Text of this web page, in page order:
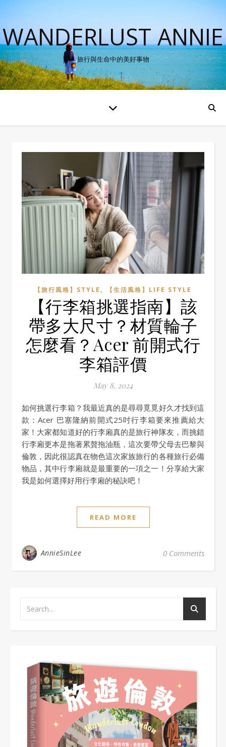
WANDERLUST ANNIE
旅行與生命中的美好事物
【旅行風格】STYLE , 【生活風格】LIFE STYLE
【行李箱挑選指南】該
帶多大尺寸？材質輪子
怎麼看？Acer 前開式行
李箱評價
May 8, 2024
如何挑選行李箱？我最近真的是尋尋覓覓好久才找到這
款：Acer 巴塞隆納前開式25吋行李箱要來推薦給大
家！大家都知道好的行李廂真的是旅行神隊友，而挑錯
行李廂更本是拖著累贅拖油瓶，這次要帶父母去巴黎與
倫敦，因此很認真在物色這次家族旅行的各種旅行必備
物品，其中行李廂就是最重要的一項之一！分享給大家
我是如何選擇好用行李廂的秘訣吧！
READ MORE
AnnieSinLee 0 Comments